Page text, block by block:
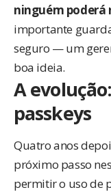
ninguém poderá
importante
seguro — um
boa ideia.
A
passkeys
Quatro anos
próximo passo
permitir o uso de